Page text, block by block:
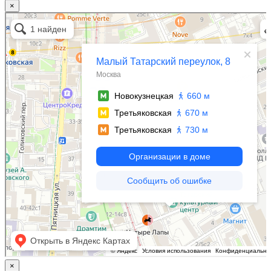
×
Москва
Малый Татарский переулок, 8 на карте Москвы, ближайшее метро Новокузнецкая —
Яндекс.Карты
×